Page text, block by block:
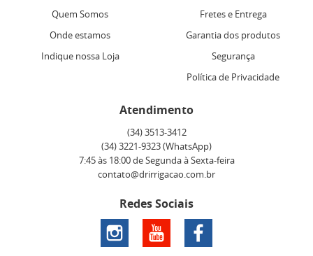
Quem Somos
Onde estamos
Indique nossa Loja
Fretes e Entrega
Garantia dos produtos
Segurança
Política de Privacidade
Atendimento
(34)3513-3412
(34)3221-9323(WhatsApp)
7:45 às 18:00 de Segunda à Sexta-feira
contato@drirrigacao.com.br
Redes Sociais